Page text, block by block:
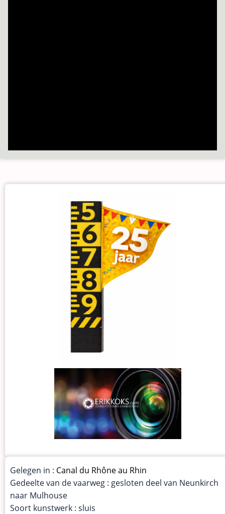
Gelegen in : Canal du Rhône au Rhin
Gedeelte van de vaarweg : gesloten deel van Neunkirch
naar Mulhouse
Soort kunstwerk : sluis